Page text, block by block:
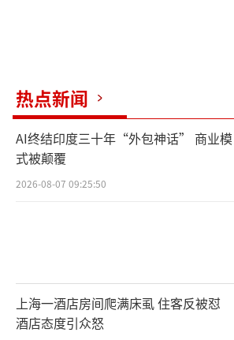
热点新闻
AI终结印度三十年“外包神话” 商业模
式被颠覆
2026-08-07 09:25:50
上海一酒店房间爬满床虱 住客反被怼
酒店态度引众怒